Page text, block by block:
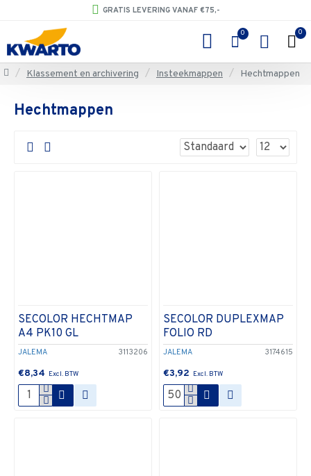
GRATIS LEVERING VANAF €75,-
0 0
Klassement en archivering Insteekmappen Hechtmappen
Hechtmappen
JALEMA 3113206
SECOLOR HECHTMAP
A4 PK10 GL
€8,34
JALEMA 3174615
SECOLOR DUPLEXMAP
FOLIO RD
€3,92